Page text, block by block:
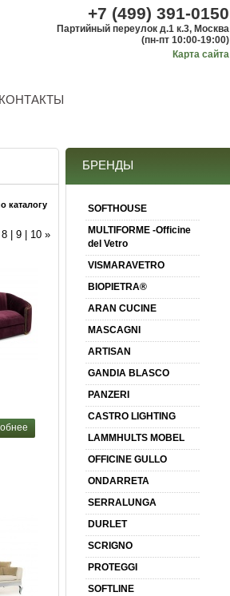
КОНТАКТЫ
+7 (499) 391-0150
Партийный переулок д.1 к.3, Москва
(пн-пт 10:00-19:00)
Карта сайта
каталогу
8| 9| 10 »
БРЕНДЫ
SOFTHOUSE
MULTIFORME -Officine
del Vetro
VISMARAVETRO
BIOPIETRA®
ARAN CUCINE
MASCAGNI
ARTISAN
GANDIA BLASCO
PANZERI
CASTRO LIGHTING
LAMMHULTS MOBEL
OFFICINE GULLO
ONDARRETA
SERRALUNGA
DURLET
SCRIGNO
PROTEGGI
SOFTLINE